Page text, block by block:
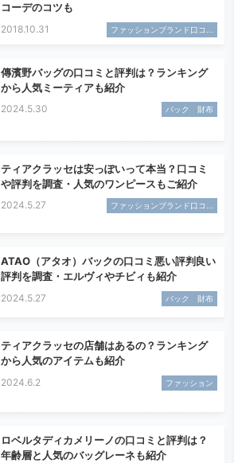
コーデのコツも
2018.10.31 ファッションブランド口コ...
傳濱野バッグの口コミと評判は？ランキング
から人気ミーティアも紹介
2024.5.30 バック 財布
ティアクラッセは安っぽいって本当？口コミ
や評判を調査・人気のワンピースもご紹介
2024.5.27 ファッションブランド口コ...
ATAO（アタオ）バックの口コミ悪い評判良い
評判を調査・エルヴィやチビィも紹介
2024.5.27 バック 財布
ティアクラッセの店舗はあるの？ランキング
から人気のアイテムも紹介
2024.6.2 ファッション
ロベルタディカメリーノの口コミと評判は？
年齢層と人気のバッグレーネも紹介